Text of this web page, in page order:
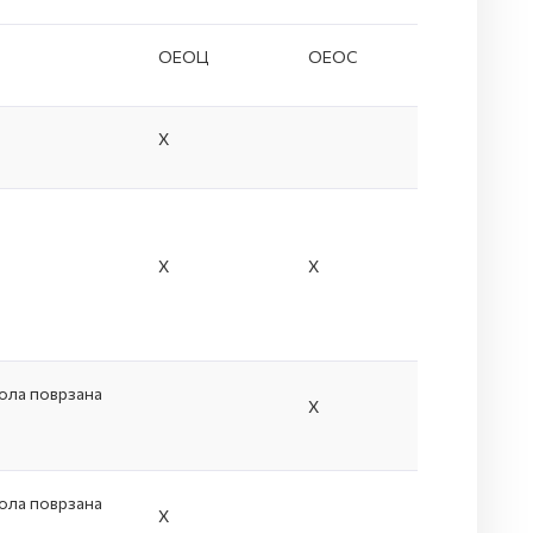
ОЕОЦ ОЕОС
Х
Х Х
поврзана
Х
поврзана
Х